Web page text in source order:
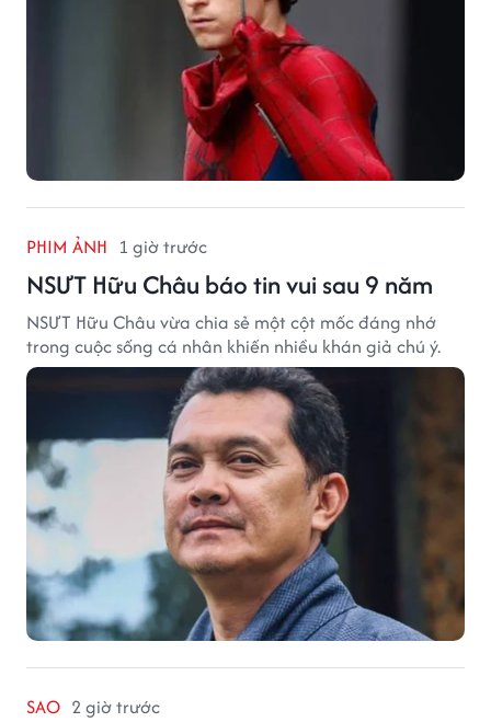
PHIM ẢNH 1 giờ trước
NSƯT Hữu Châu báo tin vui sau 9 năm
NSƯT Hữu Châu vừa chia sẻ một cột mốc đáng nhớ
trong cuộc sống cá nhân khiến nhiều khán giả chú ý.
SAO 2 giờ trước